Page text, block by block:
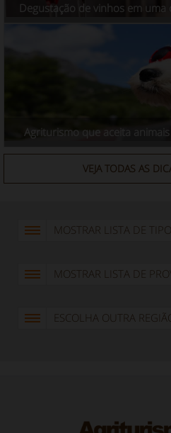
Degustação de vinhos em uma
Agriturismo que aceita animais
VEJA TODAS AS
MOSTRAR LISTA DE
MOSTRAR LISTA DE
ESCOLHA OUTRA